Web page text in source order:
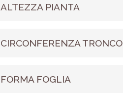
ALTEZZA PIANTA
CIRCONFERENZA TRONCO
FORMA FOGLIA